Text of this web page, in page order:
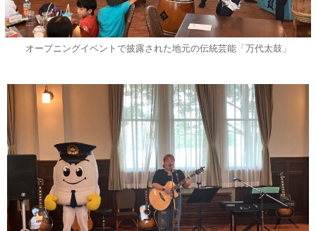
オープニングイベントで披露された地元の伝統芸能「万代太鼓」